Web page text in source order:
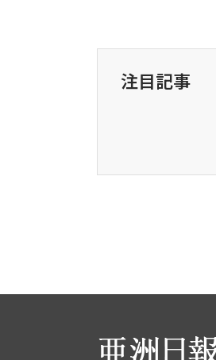
注目記事